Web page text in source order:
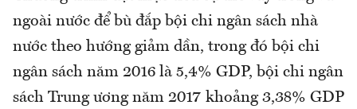
ngoài nước để bù đắp bội chi ngân sách nhà
nước theo hướng giảm dần, trong đó bội chi
ngân sách năm 2016 là 5,4% GDP, bội chi ngân
sách Trung ương năm 2017 khoảng 3,38% GDP